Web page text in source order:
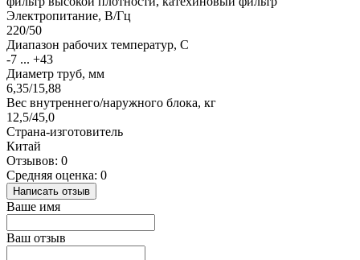
Электропитание, В/Гц
220/50
Диапазон рабочих температур, С
-7 ... +43
Диаметр труб, мм
6,35/15,88
Вес внутреннего/наружного блока, кг
12,5/45,0
Страна-изготовитель
Китай
Отзывов: 0
Средняя оценка: 0
Написать отзыв
Ваше имя
Ваш отзыв